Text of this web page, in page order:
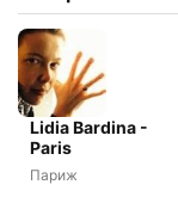
Lidia Bardina -
Paris
Париж